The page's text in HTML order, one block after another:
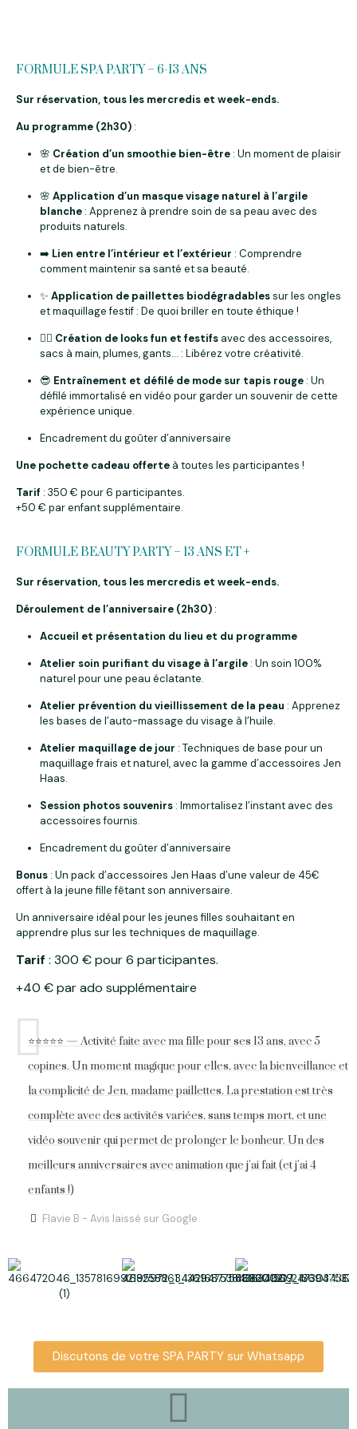
FORMULE SPA PARTY – 6-13 ANS
Sur réservation, tous les mercredis et week-ends.
Au programme (2h30) :
🌸 Création d’un smoothie bien-être : Un moment de plaisir
et de bien-être.
🌸 Application d’un masque visage naturel à l’argile
blanche : Apprenez à prendre soin de sa peau avec des
produits naturels.
➡️ Lien entre l’intérieur et l’extérieur : Comprendre
comment maintenir sa santé et sa beauté.
✨ Application de paillettes biodégradablessur les ongles
et maquillage festif : De quoi briller en toute éthique !
👯‍♀️ Création de looks fun et festifs avec des accessoires,
sacs à main, plumes, gants… : Libérez votre créativité.
😎 Entraînement et défilé de mode sur tapis rouge : Un
défilé immortalisé en vidéo pour garder un souvenir de cette
expérience unique.
Encadrement du goûter d’anniversaire
Une pochette cadeau offerte à toutes les participantes !
Tarif : 350 € pour 6 participantes.
+50 € par enfant supplémentaire.
FORMULE BEAUTY PARTY – 13 ANS ET +
Sur réservation, tous les mercredis et week-ends.
Déroulement de l’anniversaire (2h30) :
Accueil et présentation du lieu et du programme
Atelier soin purifiant du visage à l’argile : Un soin 100%
naturel pour une peau éclatante.
Atelier prévention du vieillissement de la peau : Apprenez
les bases de l’auto-massage du visage à l’huile.
Atelier maquillage de jour : Techniques de base pour un
maquillage frais et naturel, avec la gamme d’accessoires Jen
Haas.
Session photos souvenirs : Immortalisez l’instant avec des
accessoires fournis.
Encadrement du goûter d’anniversaire
Bonus : Un pack d’accessoires Jen Haas d’une valeur de 45€
offert à la jeune fille fêtant son anniversaire.
Un anniversaire idéal pour les jeunes filles souhaitant en
apprendre plus sur les techniques de maquillage.
Tarif : 300 € pour 6 participantes.
+40 € par ado supplémentaire
⭐⭐⭐⭐⭐ — Activité faite avec ma fille pour ses 13 ans, avec 5
copines. Un moment magique pour elles, avec la bienveillance et
la complicité de Jen, madame paillettes. La prestation est très
complète avec des activités variées, sans temps mort, et une
vidéo souvenir qui permet de prolonger le bonheur. Un des
meilleurs anniversaires avec animation que j’ai fait (et j’ai 4
enfants !)
Flavie B - Avis laissé sur Google
Discutons de votre SPA PARTY sur Whatsapp